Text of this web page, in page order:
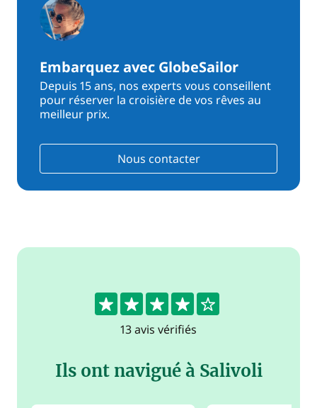
Embarquez avec GlobeSailor
Depuis 15 ans, nos experts vous conseillent
pour réserver la croisière de vos rêves au
meilleur prix.
Nous contacter
4.4
13 avis vérifiés
Ils ont navigué à Salivoli